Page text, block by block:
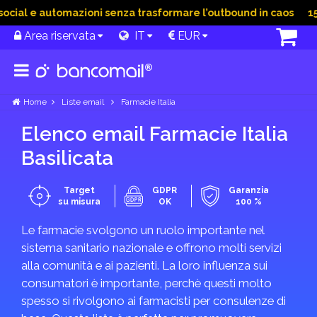
e automazioni senza trasformare l’outbound in caos
Area riservata IT EUR
Home Liste email Farmacie Italia
Elenco email Farmacie Italia
Basilicata
Target
su misura
GDPR
OK
Garanzia
100 %
Le farmacie svolgono un ruolo importante nel
sistema sanitario nazionale e offrono molti servizi
alla comunità e ai pazienti. La loro influenza sui
consumatori è importante, perchè questi molto
spesso si rivolgono ai farmacisti per consulenze di